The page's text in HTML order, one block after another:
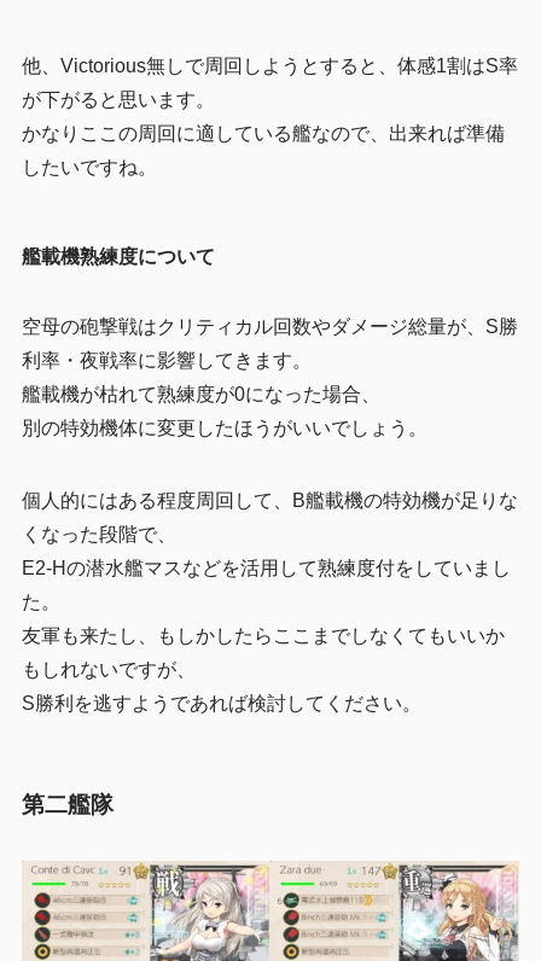
他、Victorious無しで周回しようとすると、体感1割はS率
が下がると思います。
かなりここの周回に適している艦なので、出来れば準備
したいですね。
艦載機熟練度について
空母の砲撃戦はクリティカル回数やダメージ総量が、S勝
利率・夜戦率に影響してきます。
艦載機が枯れて熟練度が0になった場合、
別の特効機体に変更したほうがいいでしょう。
個人的にはある程度周回して、B艦載機の特効機が足りな
くなった段階で、
E2-Hの潜水艦マスなどを活用して熟練度付をしていまし
た。
友軍も来たし、もしかしたらここまでしなくてもいいか
もしれないですが、
S勝利を逃すようであれば検討してください。
第二艦隊